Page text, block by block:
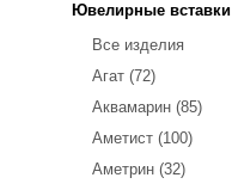
Ювелирные вставки
Все изделия
Агат (72)
Аквамарин (85)
Аметист (100)
Аметрин (32)